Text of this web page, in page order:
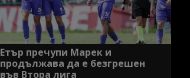
Етър пречупи Марек и
продължава да е безгрешен
във Втора лига